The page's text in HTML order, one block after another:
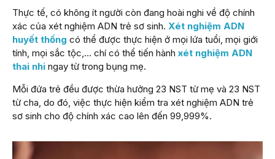
Thực tế, có không ít người còn đang hoài nghi về độ chính
xác của xét nghiệm ADN trẻ sơ sinh. Xét nghiệm ADN
huyết thống có thể được thực hiện ở mọi lứa tuổi, mọi giới
tính, mọi sắc tộc,… chí có thể tiến hành xét nghiệm ADN
thai nhi ngay từ trong bụng mẹ.
Mỗi đứa trẻ đều được thừa hưởng 23 NST từ mẹ và 23 NST
từ cha, do đó, việc thực hiện kiểm tra xét nghiệm ADN trẻ
sơ sinh cho độ chính xác cao lên đến 99,999%.